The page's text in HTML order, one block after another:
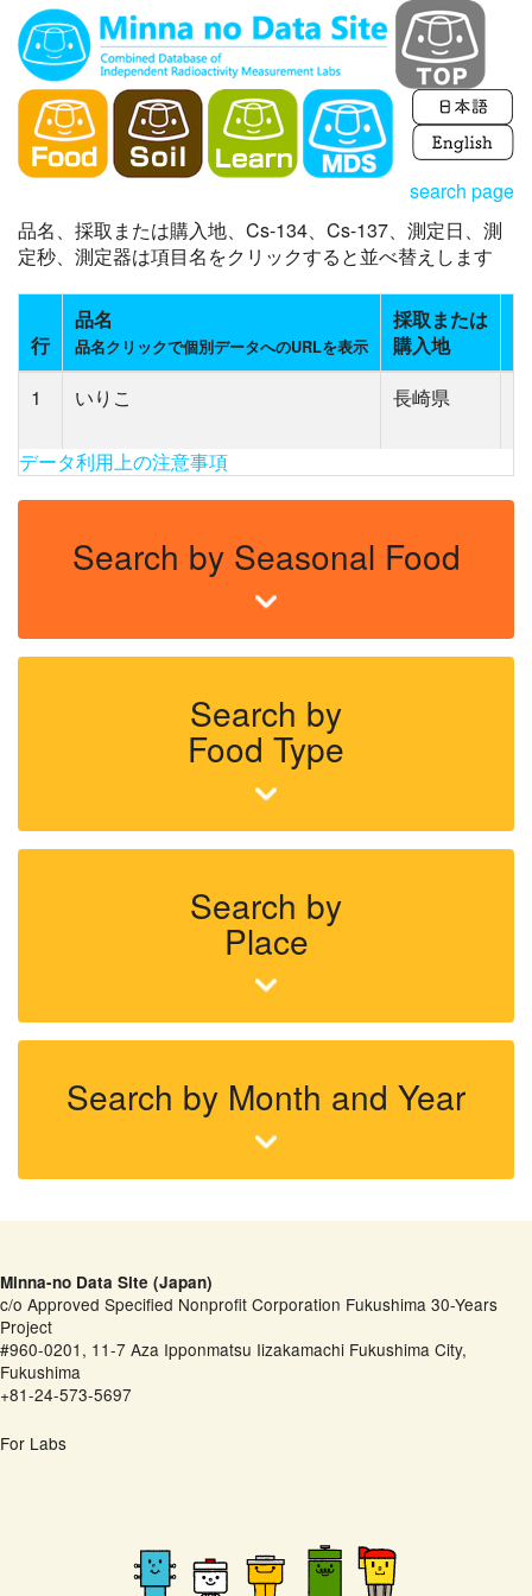
search page
品名、採取または購入地、Cs-134、Cs-137、測定日、測
定秒、測定器は項目名をクリックすると並べ替えします
行
品名
品名クリックで個別データへのURLを表示
採取または
購入地
1
いりこ 長崎県
データ利用上の注意事項
Search by Seasonal Food
Search by
Food Type
Search by
Place
Search by Month and Year
Minna-no Data Site (Japan)
c/o Approved Specified Nonprofit Corporation Fukushima 30-Years
Project
#960-0201, 11-7 Aza Ipponmatsu Iizakamachi Fukushima City,
Fukushima
+81-24-573-5697
For Labs